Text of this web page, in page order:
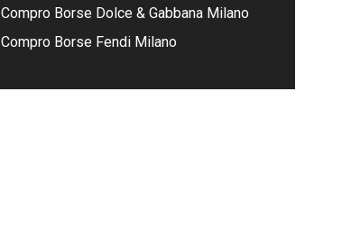
Compro Borse Dolce & Gabbana Milano
Compro Borse Fendi Milano